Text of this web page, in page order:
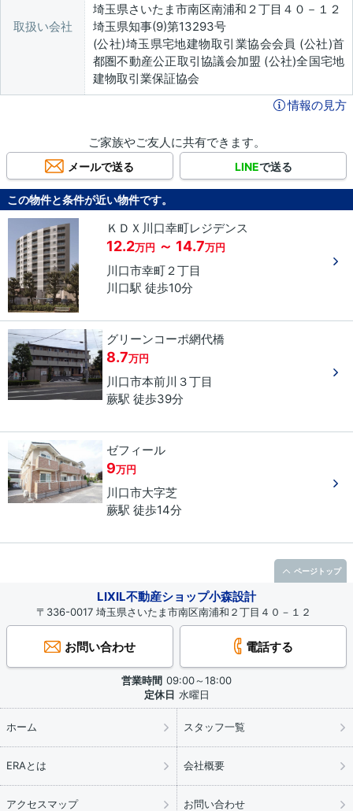
取扱い会社
埼玉県さいたま市南区南浦和２丁目４０－１２
埼玉県知事(9)第13293号
(公社)埼玉県宅地建物取引業協会会員 (公社)首
都圏不動産公正取引協議会加盟 (公社)全国宅地
建物取引業保証協会
情報の見方
ご家族やご友人に共有できます。
メールで送る LINEで送る
この物件と条件が近い物件です。
ＫＤＸ川口幸町レジデンス
12.2万円 ～ 14.7万円
川口市幸町２丁目
川口駅 徒歩10分
グリーンコーポ網代橋
8.7万円
川口市本前川 ３丁目
蕨駅 徒歩39分
ゼフィール
9万円
川口市大字芝
蕨駅 徒歩14分
LIXIL不動産ショップ小森設計
〒336-0017 埼玉県さいたま市南区南浦和２丁目４０－１２
お問い合わせ 電話する
営業時間 09:00～18:00
定休日 水曜日
ホーム スタッフ一覧
ERAとは 会社概要
アクセスマップ お問い合わせ
ページトップ